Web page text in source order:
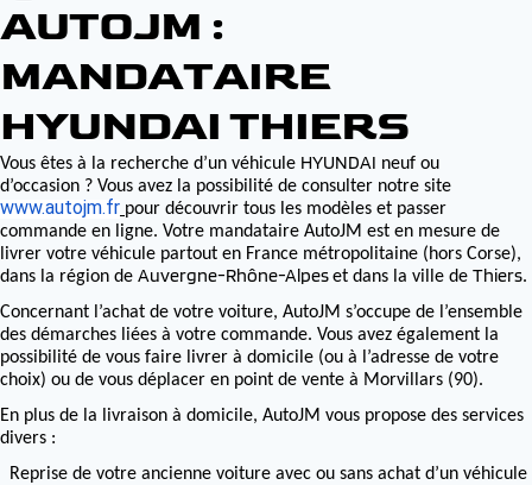
AUTOJM :
MANDATAIRE
HYUNDAI THIERS
Vous êtes à la recherche d’un véhicule HYUNDAI neuf ou
d’occasion ? Vous avez la possibilité de consulter notre site
www.autojm.fr pour découvrir tous les modèles et passer
commande en ligne. Votre mandataire AutoJM est en mesure de
livrer votre véhicule partout en France métropolitaine (hors Corse),
dans la région de Auvergne-Rhône-Alpeset dans la ville de Thiers.
Concernant l’achat de votre voiture, AutoJM s’occupe de l’ensemble
des démarches liées à votre commande. Vous avez également la
possibilité de vous faire livrer à domicile (ou à l’adresse de votre
choix) ou de vous déplacer en point de vente à Morvillars (90).
En plus de la livraison à domicile, AutoJM vous propose des services
divers :
Reprise de votre ancienne voiture avec ou sans achat d’un véhicule